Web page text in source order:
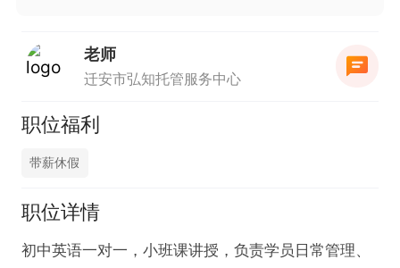
老师
迁安市弘知托管服务中心
职位福利
带薪休假
职位详情
初中英语一对一，小班课讲授，负责学员日常管理、